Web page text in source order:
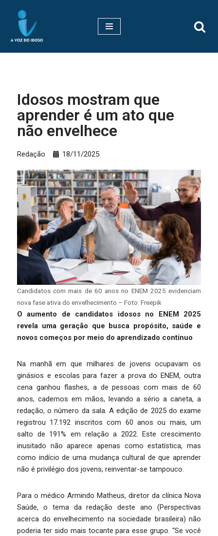
Pular
para
Idosos mostram que
aprender é um ato que
não envelhece
Redação 18/11/2025
Candidatos com mais de 60 anos no ENEM 2025 evidenciam
nova fase ativa do envelhecimento – Foto: Freepik
O aumento de candidatos idosos no ENEM 2025
revela uma geração que busca propósito, saúde e
novos começos por meio do aprendizado contínuo
Na manhã em que milhares de jovens ocupavam os
ginásios e escolas para fazer a prova do ENEM, outra
cena ganhou flashes, a de pessoas com mais de 60
anos, cadernos em mãos, levando a sério a caneta, a
redação, o número da sala. A edição de 2025 do exame
registrou 17.192 inscritos com 60 anos ou mais, um
salto de 191% em relação a 2022. Este crescimento
inusitado não aparece apenas como estatística, mas
como indício de uma mudança cultural de que aprender
não é privilégio dos jovens, reinventar-se tampouco.
Para o médico Armindo Matheus, diretor da clínica Nova
Saúde, o tema da redação deste ano (Perspectivas
acerca do envelhecimento na sociedade brasileira) não
poderia ter sido mais tocante para esse grupo. “Se você